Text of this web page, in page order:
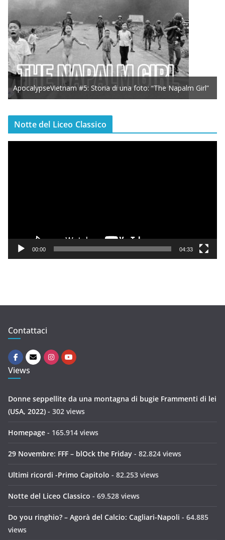
ApocalypseVietnam #5: Storia di una foto: “The Napalm Girl”
Notte del Liceo Classico
e
00:00 04:33
Contattaci
Views
Donne seppellite da una montagna di bugie Frammenti di lei
(USA, 2022) - 302 views
Homepage - 165.914 views
29 Novembre: FFF – blOck the Friday - 82.824 views
Ultimi ricordi -Primo Capitolo - 82.253 views
Notte del Liceo Classico - 69.528 views
Do you ringhio? – Agorà del Calcio: Cagliari-Napoli - 64.885
views